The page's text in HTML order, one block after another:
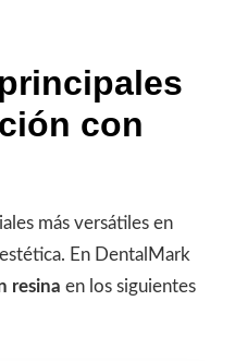
con
más versátiles en
En DentalMark
resina en los siguientes